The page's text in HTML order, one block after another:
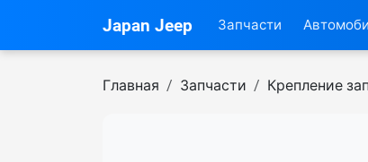
Japan Jeep Запчасти
Главная Запчасти Крепление